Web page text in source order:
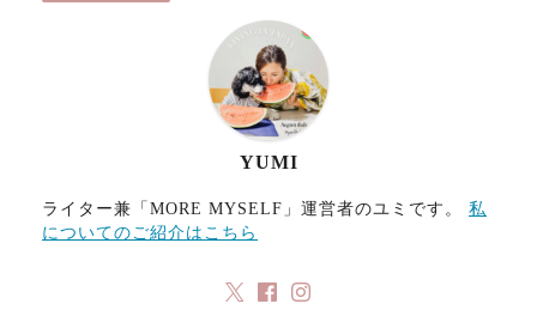
YUMI
ライター兼「MORE MYSELF」運営者のユミです。 私
についてのご紹介はこちら